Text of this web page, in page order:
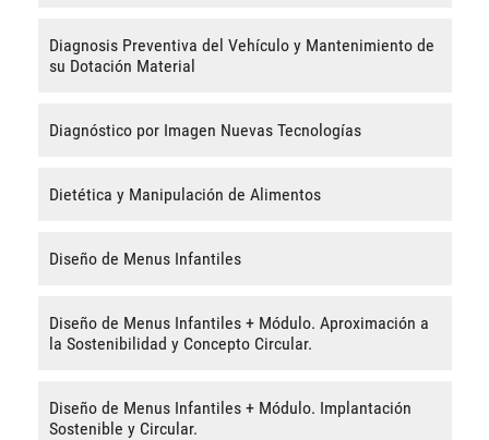
Diagnosis Preventiva del Vehículo y Mantenimiento de
su Dotación Material
Diagnóstico por Imagen Nuevas Tecnologías
Dietética y Manipulación de Alimentos
Diseño de Menus Infantiles
Diseño de Menus Infantiles + Módulo. Aproximación a
la Sostenibilidad y Concepto Circular.
Diseño de Menus Infantiles + Módulo. Implantación
Sostenible y Circular.